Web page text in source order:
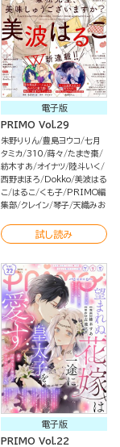
電子版
PRIMO Vol.29
朱野りりん 豊島ヨウコ 七月
タミカ 310 蒔々 たまき棗
紡木すあ オイナツ 陸斗いく
西野まほろ
Dokko 美波はる
こ
はるこ くも子
PRIMO編
集部 クレイン 琴子 天織みお
試し読み
電子版
PRIMO Vol.22